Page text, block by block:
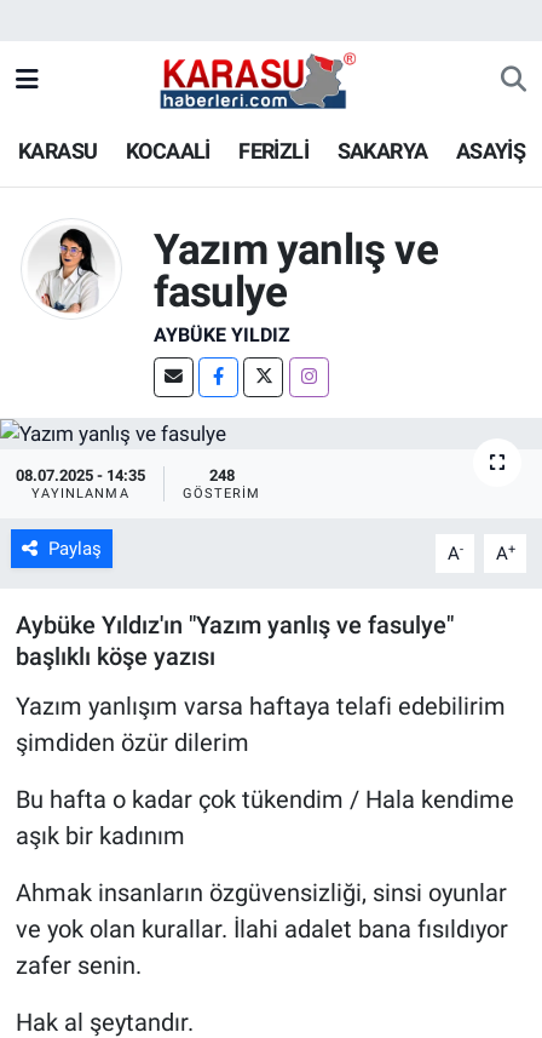
KARASU KOCAALİ FERİZLİ SAKARYA ASAYİŞ
Yazım yanlış ve
fasulye
AYBÜKE YILDIZ
08.07.2025 - 14:35
YAYINLANMA
248
GÖSTERIM
Paylaş A- A+
Aybüke Yıldız'ın "Yazım yanlış ve fasulye"
başlıklı köşe yazısı
Yazım yanlışım varsa haftaya telafi edebilirim
şimdiden özür dilerim
Bu hafta o kadar çok tükendim / Hala kendime
aşık bir kadınım
Ahmak insanların özgüvensizliği, sinsi oyunlar
ve yok olan kurallar. İlahi adalet bana fısıldıyor
zafer senin.
Hak al şeytandır.